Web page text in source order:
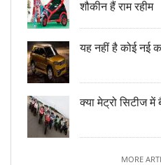
इस गुफा का चमत्कार सुनकर रह जाएंगे दंग
शौकीन हैं राम रहीम
यह नहीं है कोई नई
क्या मेट्रो सिटीज में
MORE